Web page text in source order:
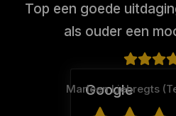
Top een goede
als ouder een
Marleen Liebregts
Google